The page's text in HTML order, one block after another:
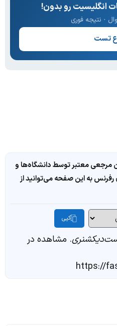
انگلیسیت رو بدون!
تست
مرجعی معتبر توسط دانشگاه‌ها و
به این صفحه می‌توانید از
کپی
. مشاهده در
https://